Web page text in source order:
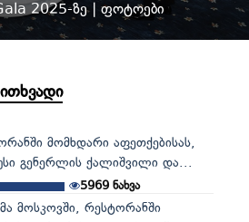
2025-ზე | ფოტოები
მომხდარი აფეთქებისას,
გენერლის ქალიშვილი და...
5969 ნახვა
მოსკოვში, რესტორანში